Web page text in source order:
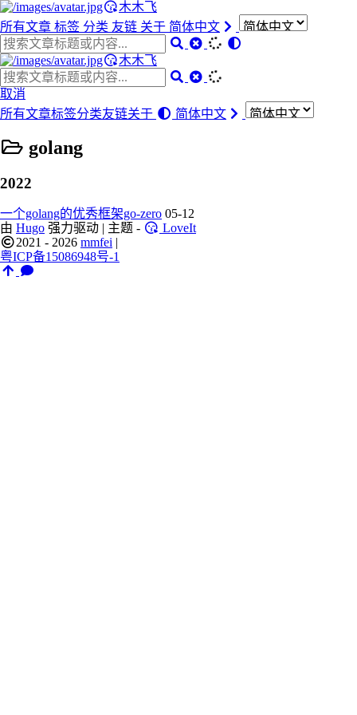
木木飞
所有文章 标签 分类 友链 关于 简体中文
木木飞
取消
所有文章标签分类友链关于 简体中文
golang
2022
一个golang的优秀框架go-zero 05-12
由 Hugo 强力驱动 | 主题 -
LoveIt
2021 - 2026 mmfei |
粤ICP备15086948号-1